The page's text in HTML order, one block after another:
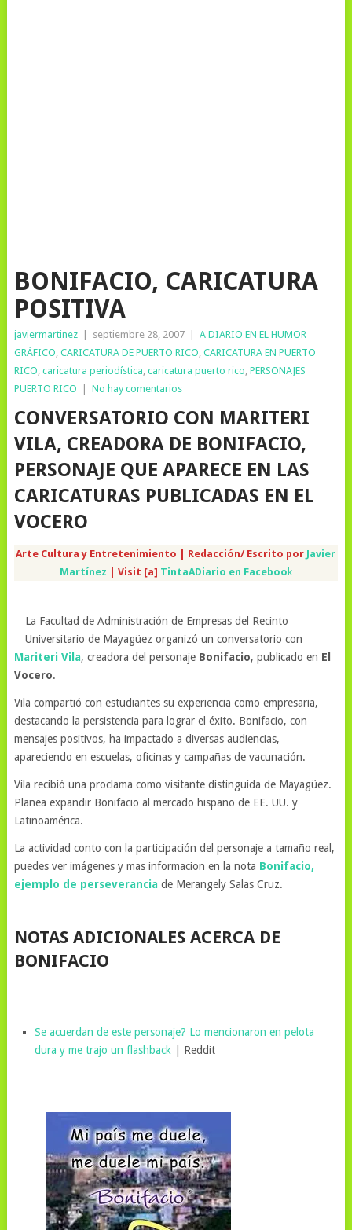
BONIFACIO, CARICATURA
POSITIVA
javiermartinez septiembre 28, 2007
A DIARIO EN EL HUMOR
GRÁFICO, CARICATURA DE PUERTO RICO, CARICATURA EN PUERTO
RICO, caricatura periodística, caricatura puerto rico, PERSONAJES
PUERTO RICO
No hay comentarios
CONVERSATORIO CON MARITERI
VILA, CREADORA DE BONIFACIO,
PERSONAJE QUE APARECE EN LAS
CARICATURAS PUBLICADAS EN EL
VOCERO
Arte Cultura y Entretenimiento | Redacción/ Escrito por Javier
Martínez | Visit [a] TintaADiario en Faceboo k
La Facultad de Administración de Empresas del Recinto
Universitario de Mayagüez organizó un conversatorio con
Mariteri Vila, creadora del personaje Bonifacio, publicado en El
Vocero.
Vila compartió con estudiantes su experiencia como empresaria,
destacando la persistencia para lograr el éxito. Bonifacio, con
mensajes positivos, ha impactado a diversas audiencias,
apareciendo en escuelas, oficinas y campañas de vacunación.
Vila recibió una proclama como visitante distinguida de Mayagüez.
Planea expandir Bonifacio al mercado hispano de EE. UU. y
Latinoamérica.
La actividad conto con la participación del personaje a tamaño real,
puedes ver imágenes y mas informacion en la nota Bonifacio,
ejemplo de perseveranciade Merangely Salas Cruz.
NOTAS ADICIONALES ACERCA DE
BONIFACIO
Se acuerdan de este personaje? Lo mencionaron en pelota
dura y me trajo un flashback | Reddit